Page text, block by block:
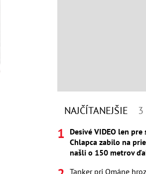
NAJČÍTANEJŠIE 3
Desivé VIDEO len
Chlapca zabilo na
našli o 150 metrov
Tanker pri Ománe